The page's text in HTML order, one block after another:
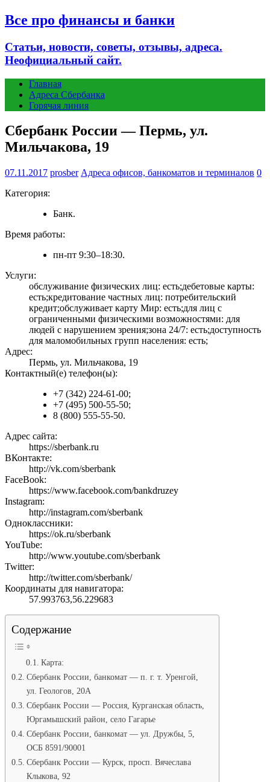
Все про финансы и банки
Статьи, новости, советы, отзывы, адреса.
Неофициальный сайт.
Главная
Адреса Сбербанка
Горячая линия
Сбербанк России — Пермь, ул.
Мильчакова, 19
07.11.2017 prosber Адреса офисов, банкоматов и терминалов 0
Категория:
Банк.
Время работы:
пн-пт 9:30–18:30.
Услуги:
обслуживание физических лиц: есть;дебетовые карты:
есть;кредитование частных лиц: потребительский
кредит;обслуживает карту Мир: есть;для лиц с
ограниченными физическими возможностями: для
людей с нарушением зрения;зона 24/7: есть;доступность
для маломобильных групп населения: есть;
Адрес:
Пермь, ул. Мильчакова, 19
Контактный(е) телефон(ы):
+7 (342) 224-61-00;
+7 (495) 500-55-50;
8 (800) 555-55-50.
Адрес сайта:
https://sberbank.ru
ВКонтакте:
http://vk.com/sberbank
FaceBook:
https://www.facebook.com/bankdruzey
Instagram:
http://instagram.com/sberbank
Одноклассники:
https://ok.ru/sberbank
YouTube:
http://www.youtube.com/sberbank
Twitter:
http://twitter.com/sberbank/
Координаты для навигатора:
57.993763,56.229683
Содержание
Карта:
Сбербанк России, банкомат — п. г. т. Уренгой,
ул. Геологов, 20А
Сбербанк России — Россия, Курганская область,
Юргамышский район, село Гагарье
Сбербанк России, банкомат — ул. Дружбы, 5,
ОСБ 8591/90001
Сбербанк России — Курск, просп. Вячеслава
Клыкова, 92